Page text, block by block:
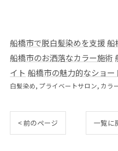
船橋市で脱白髪染めを支援船
船橋市のお洒落なカラー施術
イト 船橋市の魅力的なショー
白髪染め プライベートサロン カラ
< 前のページ 一覧に